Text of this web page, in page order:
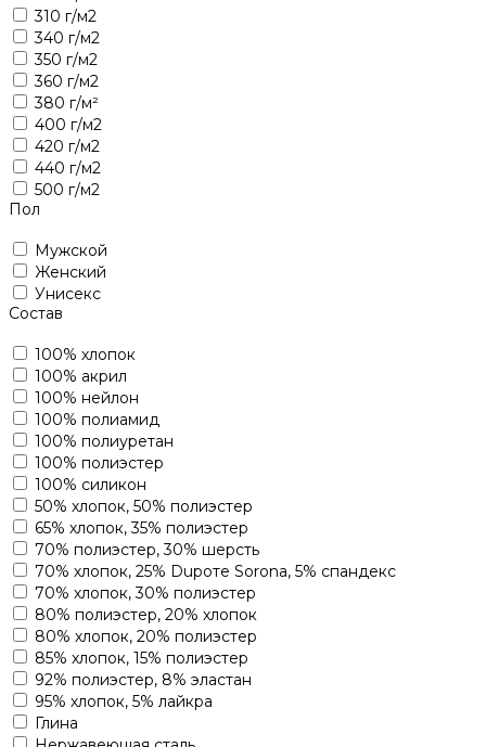
310 г/м2
340 г/м2
350 г/м2
360 г/м2
380 г/м²
400 г/м2
420 г/м2
440 г/м2
500 г/м2
Пол
Мужской
Женский
Унисекс
Состав
100% хлопок
100% акрил
100% нейлон
100% полиамид
100% полиуретан
100% полиэстер
100% силикон
50% хлопок, 50% полиэстер
65% хлопок, 35% полиэстер
70% полиэстер, 30% шерсть
70% хлопок, 25% Dupoте Sorona, 5% спандекс
70% хлопок, 30% полиэстер
80% полиэстер, 20% хлопок
80% хлопок, 20% полиэстер
85% хлопок, 15% полиэстер
92% полиэстер, 8% эластан
95% хлопок, 5% лайкра
Глина